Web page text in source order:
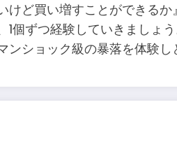
ど買い増すことができる
個ずつ経験していきましょう
ショック級の暴落を体験し